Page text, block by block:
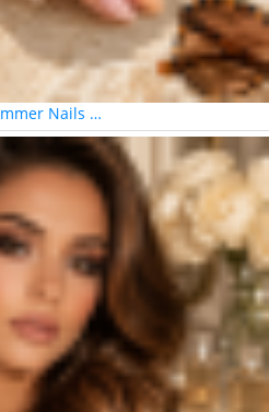
Nails …